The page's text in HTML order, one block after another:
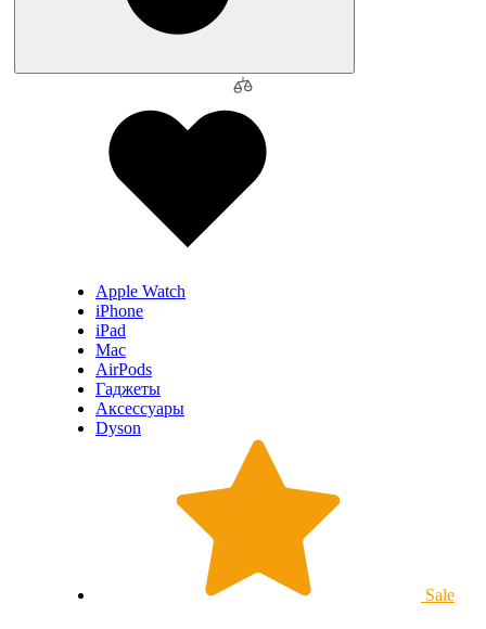
Apple Watch
iPhone
iPad
Mac
AirPods
Гаджеты
Аксессуары
Dyson
Sale